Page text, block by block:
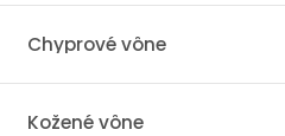
Chyprové vône
Kožené vône